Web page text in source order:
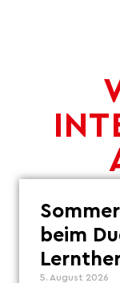
beim
5. August 2026